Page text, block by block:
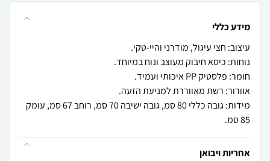
מידע כללי
מידות: גובה כללי 80 סמ, גובה ישיבה 70 סמ, רוחב 67 סמ, עומק
85 סמ.
אחריות ויבואן